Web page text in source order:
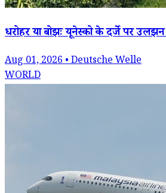
धरोहर या बोझः यूनेस्को के दर्जे पर
Aug 01, 2026 • Deutsche Welle
WORLD